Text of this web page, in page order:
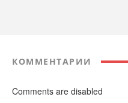
КОММЕНТАРИИ
Comments are disabled